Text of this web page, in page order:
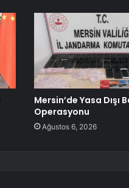
Mersin’de Yasa Dışı
Operasyonu
Ağustos 6, 2026